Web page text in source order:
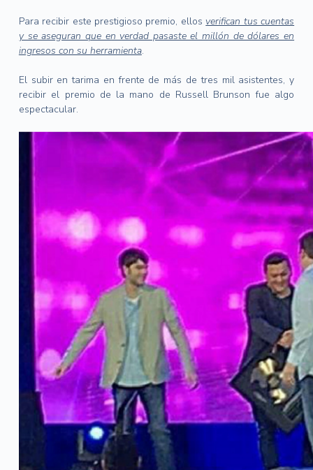
Para recibir este prestigioso premio, ellos verifican tus cuentas
y se aseguran que en verdad pasaste el millón de dólares en
ingresos con su herramienta.
El subir en tarima en frente de más de tres mil asistentes, y
recibir el premio de la mano de Russell Brunson fue algo
espectacular.